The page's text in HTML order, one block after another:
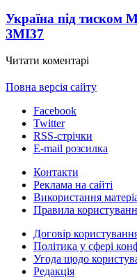
Україна під тиском
ЗМІ37
Читати коментарі
Повна версія сайту
Facebook
Twitter
RSS-стрічки
E-mail розсилка
Контакти
Реклама на сайті
Використання
Правила
Договір
Політика у сфері
Угода щодо
Редакція